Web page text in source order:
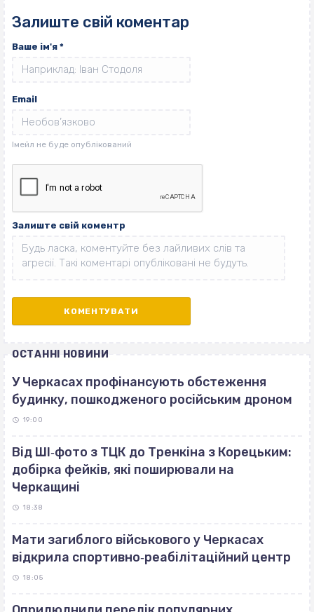
Залиште свій коментар
Ваше ім'я *
Email
Залиште свій коментр
ОСТАННІ НОВИНИ
У Черкасах профінансують обстеження
будинку, пошкодженого російським дроном
19:00
Від ШІ‐фото з ТЦК до Тренкіна з Корецьким:
добірка фейків, які поширювали на
Черкащині
18:38
Мати загиблого військового у Черкасах
відкрила спортивно‐реабілітаційний центр
18:05